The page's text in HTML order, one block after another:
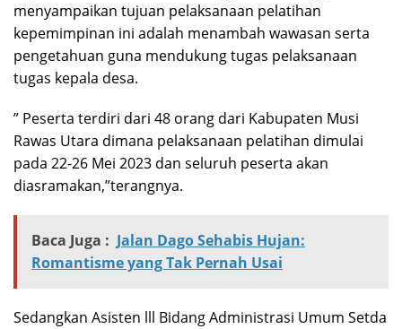
menyampaikan tujuan pelaksanaan pelatihan
kepemimpinan ini adalah menambah wawasan serta
pengetahuan guna mendukung tugas pelaksanaan
tugas kepala desa.
” Peserta terdiri dari 48 orang dari Kabupaten Musi
Rawas Utara dimana pelaksanaan pelatihan dimulai
pada 22-26 Mei 2023 dan seluruh peserta akan
diasramakan,”terangnya.
Baca Juga : Jalan Dago Sehabis Hujan:
Romantisme yang Tak Pernah Usai
Sedangkan Asisten lll Bidang Administrasi Umum Setda